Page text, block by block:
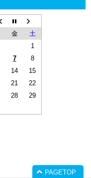
金
土
1
7
8
14
15
21
22
28
29
PAGETOP